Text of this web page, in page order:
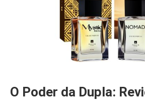
O Poder da Dupla: